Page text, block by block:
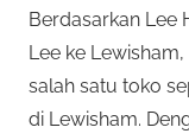
Berdasarkan Lee
Lee ke
salah satu toko
di Lewisham.